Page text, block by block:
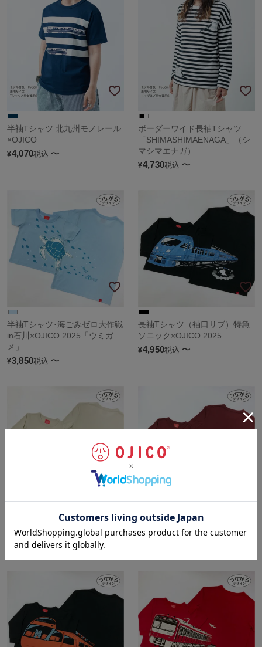
半袖Tシャツ 北九州モノレール
×OJICO
¥4,070税込 〜
ボーダーワイド長袖Tシャツ
「SHIMASHIMAENAGA」（シ
マシマエナガ）
¥4,730税込 〜
半袖Tシャツ･海ごみゼロ大作戦
in石川×OJICO 2025「ウミガ
メ」
¥3,850税込 〜
長袖Tシャツ（袖口リブ）特急
ソニック×OJICO 2025
¥4,950税込 〜
長袖Tシャツ（袖口リブ）中央
線E233系「グリーン車」
4,840税込 〜
長袖Tシャツ（袖口リブ）阪急
1000系×OJICO